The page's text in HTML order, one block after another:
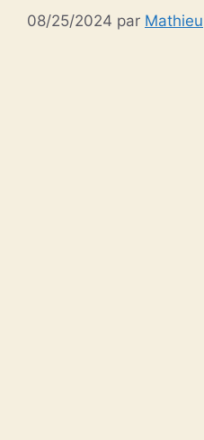
08/25/2024 par Mathieu